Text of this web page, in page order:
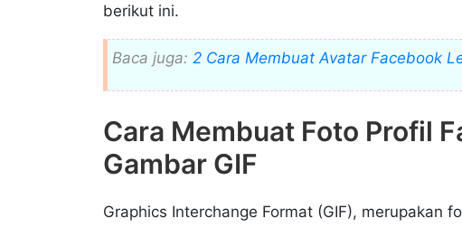
berikut ini.
Baca juga: 2 Cara Membuat Avatar Facebook
Cara Membuat Foto Profil
Gambar GIF
Graphics Interchange Format (GIF), merupakan